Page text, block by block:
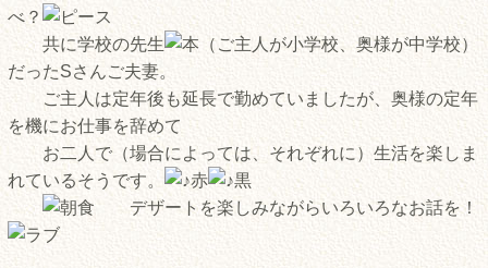
べ？
共に学校の先生
（ご主人が小学校、奥様が中学校）
だったSさんご夫妻。
ご主人は定年後も延長で勤めていましたが、奥様の定年
を機にお仕事を辞めて
お二人で（場合によっては、それぞれに）生活を楽しま
れているそうです。
デザートを楽しみながらいろいろなお話を！